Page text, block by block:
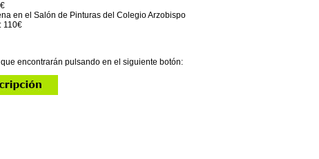
en el Salón de Pinturas del Colegio Arzobispo
110€
encontrarán pulsando en el siguiente botón: